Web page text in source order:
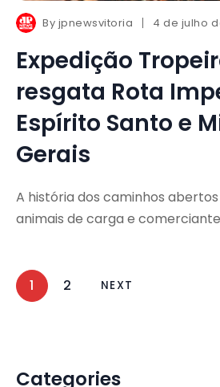
By jpnewsvitoria 4 de julho
Expedição
resgata Rota
Espírito Santo e
Gerais
A história dos caminhos
animais de carga e
1 2 NEXT
Categories